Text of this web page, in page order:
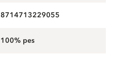
8714713229055
100% pes